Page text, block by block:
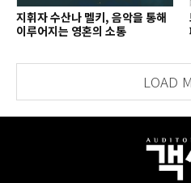
지휘자 수산나 멜키, 음악을 통해
이루어지는 영혼의 소통
LOAD